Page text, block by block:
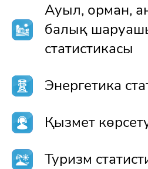
Ауыл, орман,
балық
статистикасы
Энергетика
Қызмет
Туризм